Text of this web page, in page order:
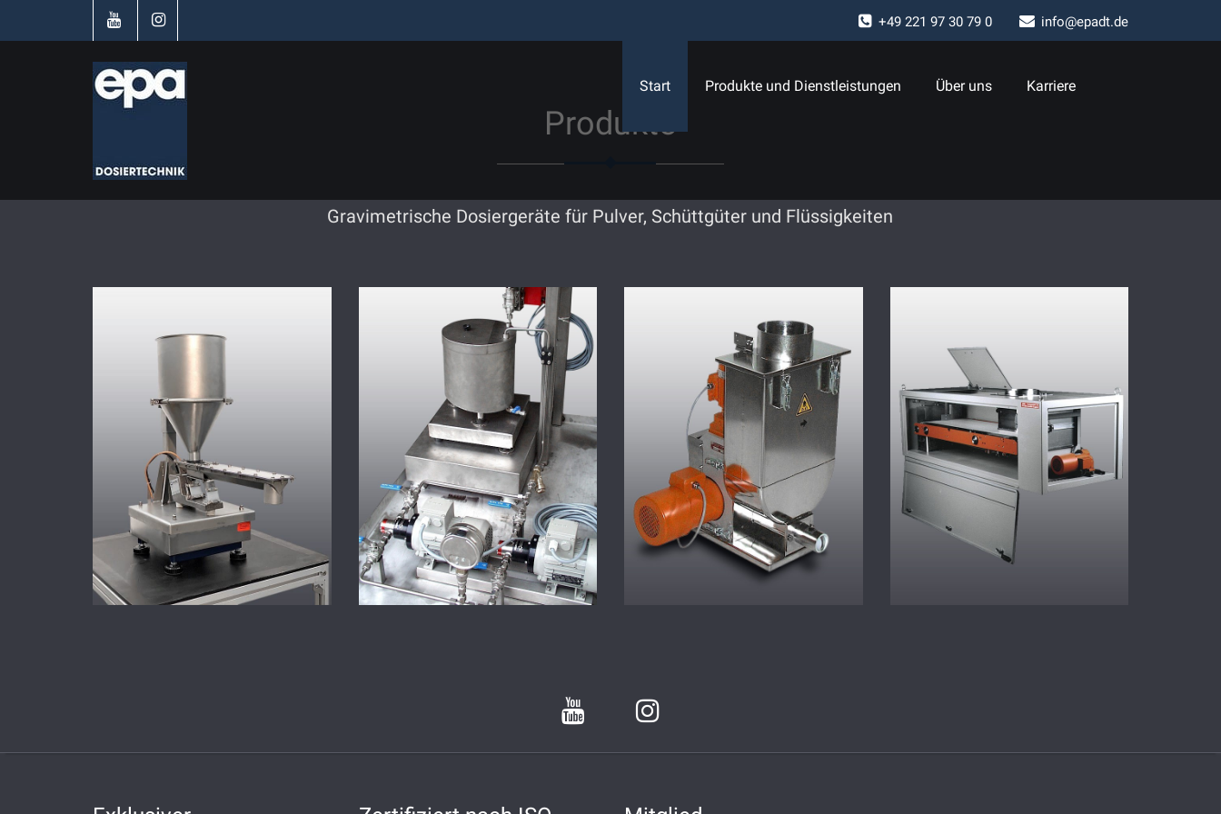
+49 221 97 30 79 0 info@epadt.de
Start Produkte und Dienstleistungen Über uns Karriere
Produkte
Gravimetrische Dosiergeräte für Pulver, Schüttgüter und Flüssigkeiten